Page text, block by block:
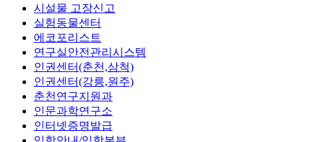
시설물 고장신고
실험동물센터
에코포리스트
연구실안전관리시스템
인권센터(춘천,삼척)
인권센터(강릉,원주)
춘천연구지원과
인문과학연구소
인터넷증명발급